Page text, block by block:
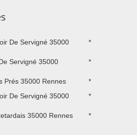
De Servigné 35000
*
Servigné 35000
*
Prés 35000 Rennes
*
De Servigné 35000
*
35000 Rennes *